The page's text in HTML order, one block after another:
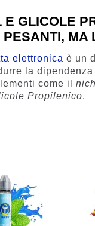
E GLICOLE
MA
elettronica è un
la
come il
Propilenico.